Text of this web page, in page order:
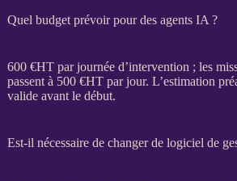
Quel budget prévoir pour des agents IA ?
600 €HTpar journée d’intervention ; les
passent à 500 €HTpar jour. L’estimation
valide avant le début.
Est-il nécessaire de changer de logiciel de